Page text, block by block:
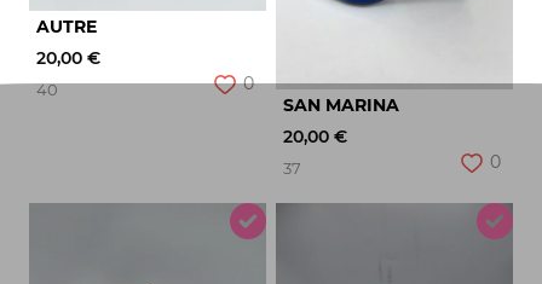
AUTRE
20,00 €
40
0
SAN MARINA
20,00 €
37 0